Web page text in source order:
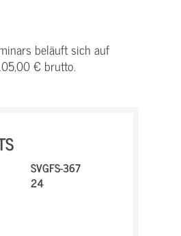
beläuft sich auf
€ brutto.
SVGFS-367
24